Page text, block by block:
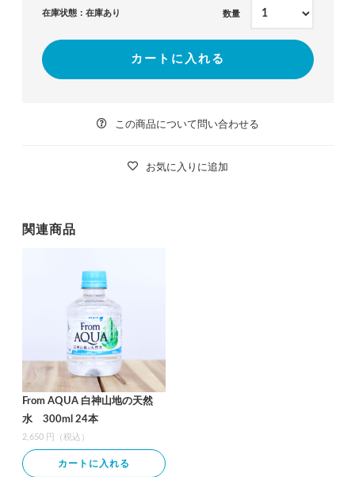
在庫状態：在庫あり 数量
カートに入れる
この商品について問い合わせる
お気に入りに追加
関連商品
From AQUA 白神山地の天然
水 300ml 24本
2,650 円（税込）
カートに入れる